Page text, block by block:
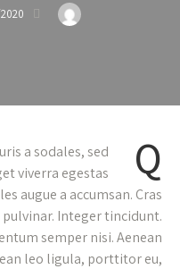
Q
a sodales, sed
viverra egestas
augue a accumsan. Cras
Integer tincidunt.
semper nisi. Aenean
leo ligula, porttitor eu,